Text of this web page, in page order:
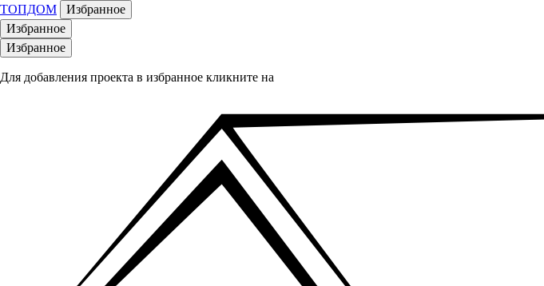
ТОПДОМ
Избранное
Избранное
Избранное
Для добавления проекта в избранное кликните на